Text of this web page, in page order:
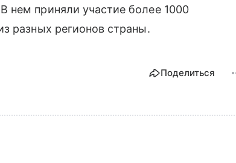
нем приняли участие более 1000
разных регионов страны.
Поделиться